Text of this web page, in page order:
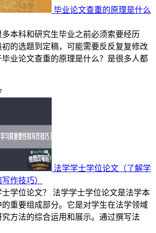
毕业论文查重的原理是什么
本科和研究生毕业之前必须索要经历
的选题到定稿，可能需要反反复复修改
业论文查重的原理是什么？是很多人都
法学学士学位论文（了解学
作技巧）
学位论文？ 法学学士学位论文是法学本
重要组成部分。它是对学生在法学领域
方法的综合运用和展示。通过撰写法